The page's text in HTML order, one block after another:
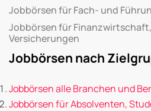
Jobbörsen für Fach- und
Jobbörsen für
Versicherungen
Jobbörsen nach
Jobbörsen alle Branchen und
Jobbörsen für Absolventen,